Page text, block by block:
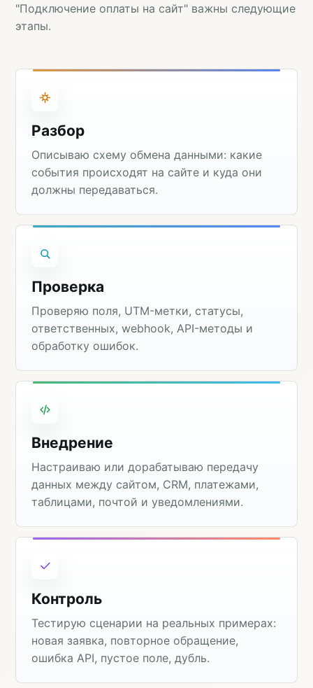
"Подключение оплаты на сайт" важны следующие
этапы.
Разбор
Описываю схему обмена данными: какие
события происходят на сайте и куда они
должны передаваться.
Проверка
Проверяю поля, UTM-метки, статусы,
ответственных, webhook, API-методы и
обработку ошибок.
Внедрение
Настраиваю или дорабатываю передачу
данных между сайтом, CRM, платежами,
таблицами, почтой и уведомлениями.
Контроль
Тестирую сценарии на реальных примерах:
новая заявка, повторное обращение,
ошибка API, пустое поле, дубль.